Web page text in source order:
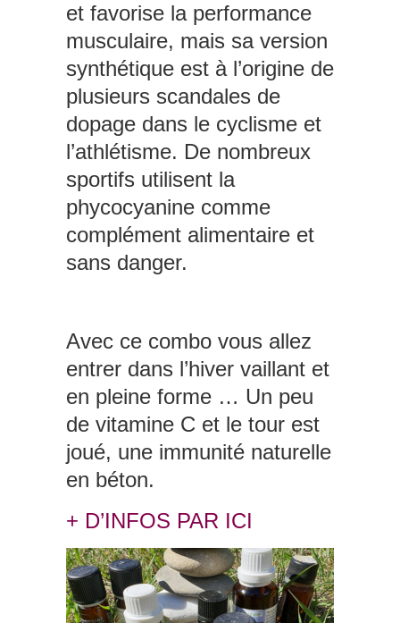
et favorise la performance
musculaire, mais sa version
synthétique est à l’origine de
plusieurs scandales de
dopage dans le cyclisme et
l’athlétisme. De nombreux
sportifs utilisent la
phycocyanine comme
complément alimentaire et
sans danger.
Avec ce combo vous allez
entrer dans l’hiver vaillant et
en pleine forme … Un peu
de vitamine C et le tour est
joué, une immunité naturelle
en béton.
+ D’INFOS PAR ICI